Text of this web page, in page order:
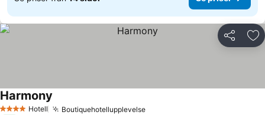
Dela
4 StjärnorHotell Boutiquehotellupplevelse
Harmony